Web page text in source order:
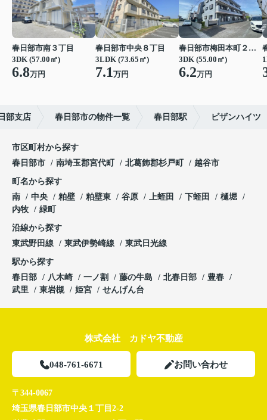
春日部市南３丁目
3DK (57.00㎡)
6.8万円
春日部市中央８丁目
3LDK (73.65㎡)
7.1万円
春日部市梅田本町２丁目
3DK (55.00㎡)
6.2万円
部支店 春日部市の物件一覧 春日部駅 ビザンハイツ
市区町村から探す
春日部市
南埼玉郡宮代町 北葛飾郡杉戸町 越谷市
町名から探す
南
中央 粕壁 粕壁東 谷原 上蛭田 下蛭田
樋堀
内牧
緑町
沿線から探す
東武野田線
東武伊勢崎線 東武日光線
駅から探す
春日部
八木崎 一ノ割 藤の牛島 北春日部
豊春
武里
東岩槻 姫宮 せんげん台
株式会社 カドヤ不動産
048-761-6671 お問い合わせ
〒344-0067
埼玉県春日部市中央１丁目2-2